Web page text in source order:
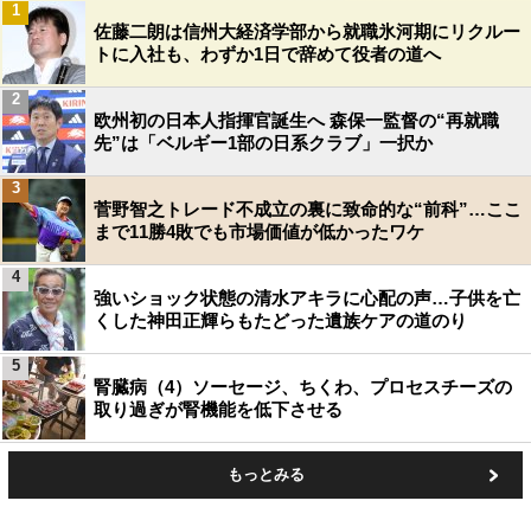
佐藤二朗は信州大経済学部から就職氷河期にリクルー
トに入社も、わずか1日で辞めて役者の道へ
1
欧州初の日本人指揮官誕生へ 森保一監督の“再就職
先”は「ベルギー1部の日系クラブ」一択か
2
菅野智之トレード不成立の裏に致命的な“前科”…ここ
まで11勝4敗でも市場価値が低かったワケ
3
強いショック状態の清水アキラに心配の声…子供を亡
くした神田正輝らもたどった遺族ケアの道のり
4
腎臓病（4）ソーセージ、ちくわ、プロセスチーズの
取り過ぎが腎機能を低下させる
5
もっとみる